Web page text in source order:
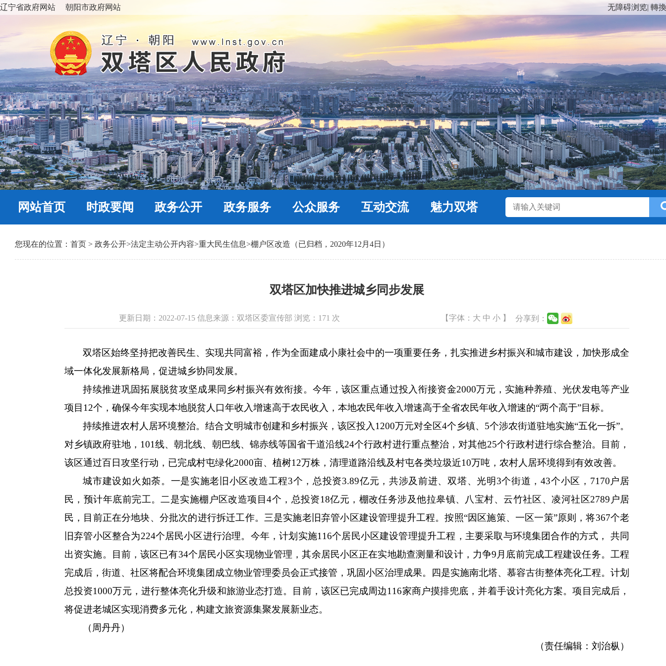
辽宁省政府网站 朝阳市政府网站 无障碍浏览| 轉
网站首页 时政要闻 政务公开 政务服务 公众服务 互动交流 魅力双塔
您现在的位置： 首页 > 政务公开>法定主动公开内容>重大民生信息>棚户区改造（已归档，2020年12月4日）
双塔区加快推进城乡同步发展
更新日期：2022-07-15 信息来源：双塔区委宣传部 浏览： 171 次 【字体： 大 中 小 】 分享到：
双塔区始终坚持把改善民生、实现共同富裕，作为全面建成小康社会中的一项重要任务，扎实推进乡村振兴和城市建设，加快形成全
域一体化发展新格局，促进城乡协同发展。
持续推进巩固拓展脱贫攻坚成果同乡村振兴有效衔接。今年，该区重点通过投入衔接资金2000万元，实施种养殖、光伏发电等产业
项目12个，确保今年实现本地脱贫人口年收入增速高于农民收入，本地农民年收入增速高于全省农民年收入增速的“两个高于”目标。
持续推进农村人居环境整治。结合文明城市创建和乡村振兴，该区投入1200万元对全区4个乡镇、5个涉农街道驻地实施“五化一拆”。
对乡镇政府驻地，101线、朝北线、朝巴线、锦赤线等国省干道沿线24个行政村进行重点整治，对其他25个行政村进行综合整治。目前，
该区通过百日攻坚行动，已完成村屯绿化2000亩、植树12万株，清理道路沿线及村屯各类垃圾近10万吨，农村人居环境得到有效改善。
城市建设如火如荼。一是实施老旧小区改造工程3个，总投资3.89亿元，共涉及前进、双塔、光明3个街道，43个小区，7170户居
民，预计年底前完工。二是实施棚户区改造项目4个，总投资18亿元，棚改任务涉及他拉皋镇、八宝村、云竹社区、凌河社区2789户居
民，目前正在分地块、分批次的进行拆迁工作。三是实施老旧弃管小区建设管理提升工程。按照“因区施策、一区一策”原则，将367个老
旧弃管小区整合为224个居民小区进行治理。今年，计划实施116个居民小区建设管理提升工程，主要采取与环境集团合作的方式， 共同
出资实施。目前，该区已有34个居民小区实现物业管理，其余居民小区正在实地勘查测量和设计，力争9月底前完成工程建设任务。工程
完成后，街道、社区将配合环境集团成立物业管理委员会正式接管，巩固小区治理成果。四是实施南北塔、慕容古街整体亮化工程。计划
总投资1000万元，进行整体亮化升级和旅游业态打造。目前，该区已完成周边116家商户摸排兜底，并着手设计亮化方案。项目完成后，
将促进老城区实现消费多元化，构建文旅资源集聚发展新业态。
（周丹丹）
（责任编辑：刘治枞）